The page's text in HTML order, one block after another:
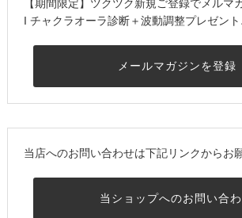
【期間限定】ツクツク新規ご登録でメルマ
I チャクラオーラ診断＋波動調整プレゼント
メールマガジンを登録
当店へのお問い合わせは下記リンクからお
当ショップへのお問い合